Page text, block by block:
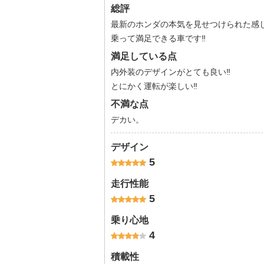
総評
最新のホンダの本気を見せつけられた感
乗って満足できる車です‼️
満足している点
内外装のデザインがとても良い‼️
とにかく運転が楽しい‼️
不満な点
デカい。
デザイン
5
走行性能
5
乗り心地
4
積載性